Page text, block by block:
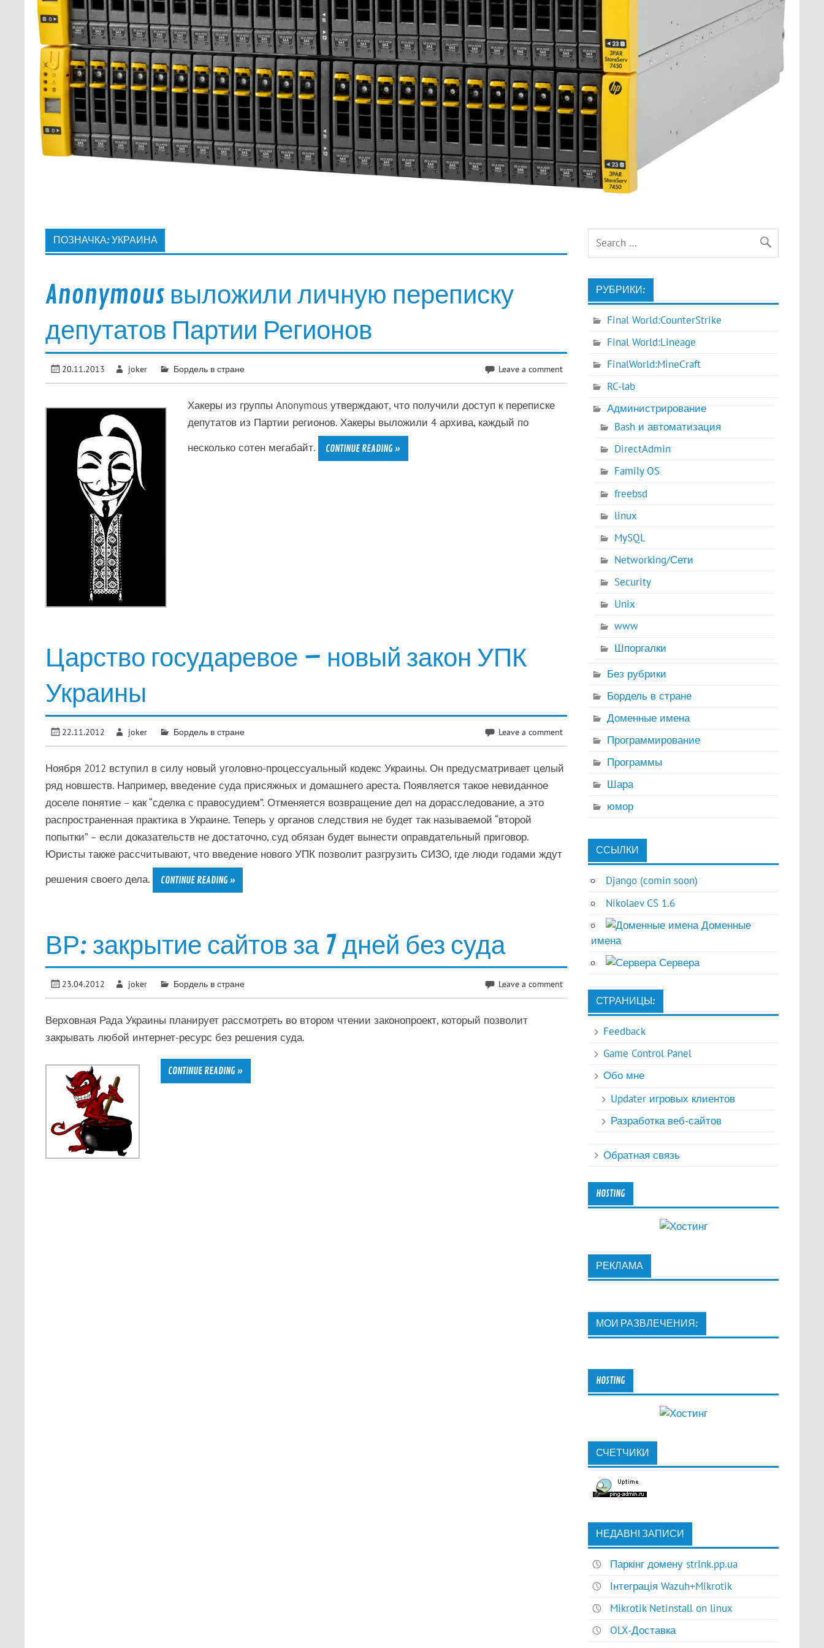
ПОЗНАЧКА: УКРАИНА
Anonymous выложили личную переписку
депутатов Партии Регионов
20.11.2013 joker Бордель в стране Leave a comment
Хакеры из группы Anonymous утверждают, что получили доступ к переписке
депутатов из Партии регионов. Хакеры выложили 4 архива, каждый по
несколько сотен мегабайт.
CONTINUE READING »
Царство государевое – новый закон УПК
Украины
22.11.2012 joker Бордель в стране Leave a comment
Ноября 2012 вступил в силу новый уголовно-процессуальный кодекс Украины. Он предусматривает целый
ряд новшеств. Например, введение суда присяжных и домашнего ареста. Появляется такое невиданное
доселе понятие – как “сделка с правосудием”. Отменяется возвращение дел на дорасследование, а это
распространенная практика в Украине. Теперь у органов следствия не будет так называемой “второй
попытки” – если доказательств не достаточно, суд обязан будет вынести оправдательный приговор.
Юристы также рассчитывают, что введение нового УПК позволит разгрузить СИЗО, где люди годами ждут
решения своего дела.
CONTINUE READING »
ВР: закрытие сайтов за 7 дней без суда
23.04.2012 joker Бордель в стране Leave a comment
Верховная Рада Украины планирует рассмотреть во втором чтении законопроект, который позволит
закрывать любой интернет-ресурс без решения суда.
CONTINUE READING »
РУБРИКИ:
Final World:CounterStrike
Final World:Lineage
FinalWorld:MineCraft
RC-lab
Администрирование
Bash и автоматизация
DirectAdmin
Family OS
freebsd
linux
MySQL
Networking/Сети
Security
Unix
www
Шпоргалки
Без рубрики
Бордель в стране
Доменные имена
Программирование
Программы
Шара
юмор
ССЫЛКИ
Django (comin soon)
Nikolaev CS 1.6
Доменные
имена
Сервера
СТРАНИЦЫ:
Feedback
Game Control Panel
Обо мне
Updater игровых клиентов
Разработка веб-сайтов
Обратная связь
HOSTING
РЕКЛАМА
МОИ РАЗВЛЕЧЕНИЯ:
HOSTING
СЧЕТЧИКИ
НЕДАВНІ ЗАПИСИ
Паркінг домену strlnk.pp.ua
Інтеграція Wazuh+Mikrotik
Mikrotik Netinstall on linux
OLX-Доставка